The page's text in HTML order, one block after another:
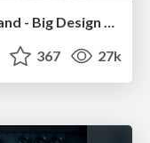
Dealing with People You Can't Stand - Big Design 2015
367 27k